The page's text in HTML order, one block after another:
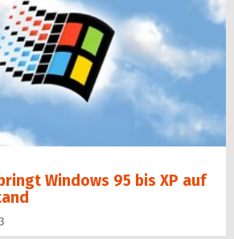
Windows 95 bis XP auf